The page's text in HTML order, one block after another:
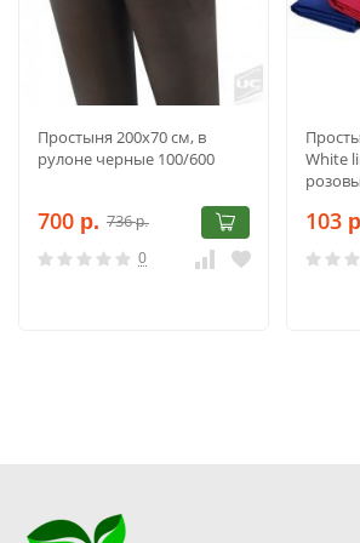
Простыня 200х70 cм, в
рулоне черные 100/600
700 р. 736р.
0
White
103 р.